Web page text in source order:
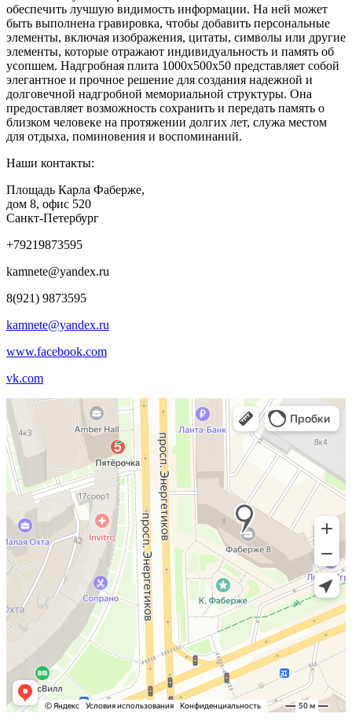
обеспечить лучшую видимость информации. На ней может
быть выполнена гравировка, чтобы добавить персональные
элементы, включая изображения, цитаты, символы или другие
элементы, которые отражают индивидуальность и память об
усопшем. Надгробная плита 1000x500x50 представляет собой
элегантное и прочное решение для создания надежной и
долговечной надгробной мемориальной структуры. Она
предоставляет возможность сохранить и передать память о
близком человеке на протяжении долгих лет, служа местом
для отдыха, поминовения и воспоминаний.
Наши контакты:
Площадь Карла Фаберже,
дом 8, офис 520
Санкт-Петербург
+79219873595
kamnete@yandex.ru
8(921) 9873595
kamnete@yandex.ru
www.facebook.com
vk.com